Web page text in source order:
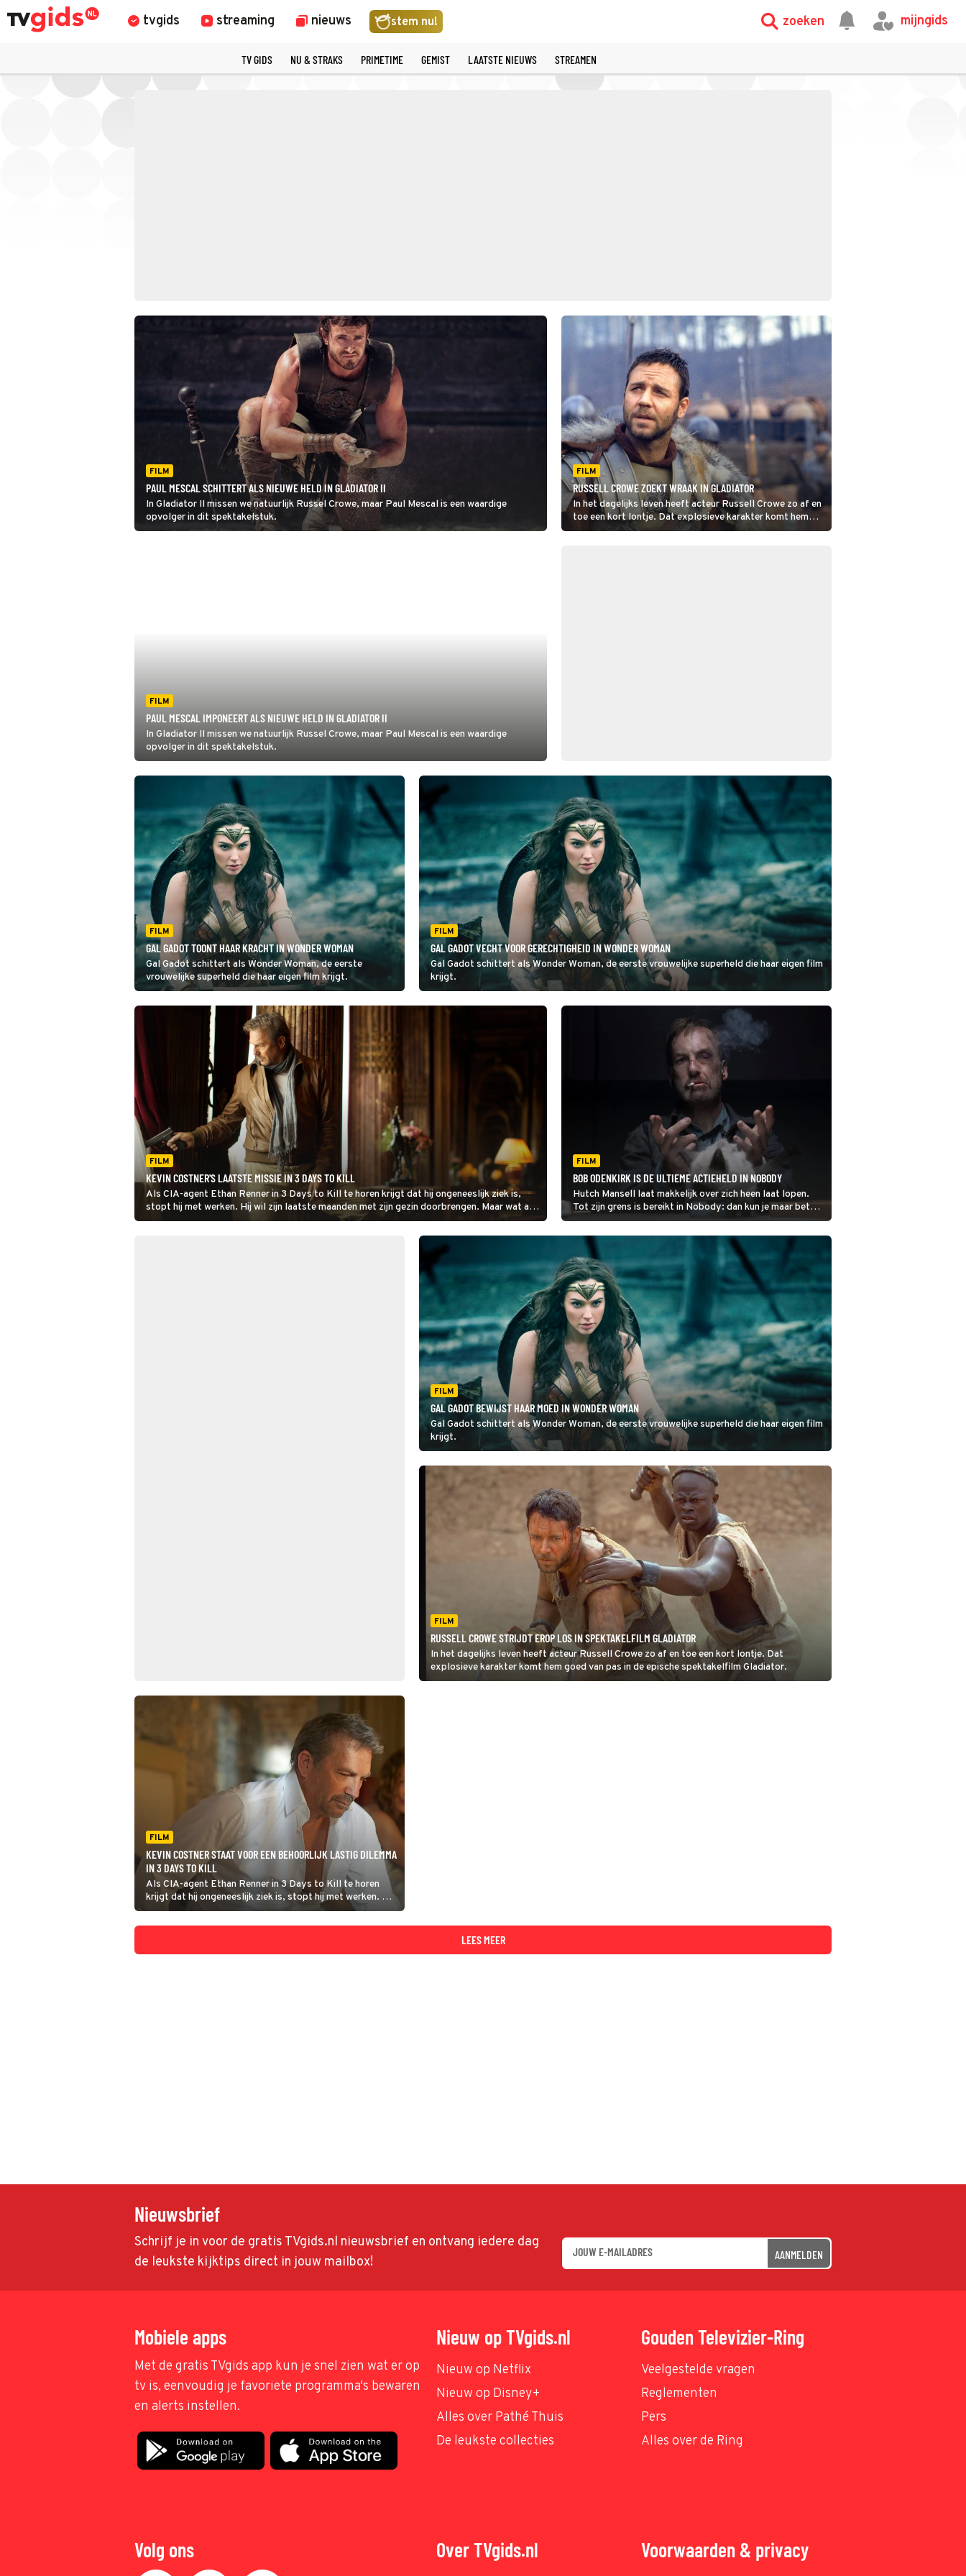
tvgids streaming nieuws stem nu! zoeken mijngids
TV GIDS NU & STRAKS PRIMETIME GEMIST LAATSTE NIEUWS STREAMEN
FILM
PAUL MESCAL SCHITTERT ALS NIEUWE HELD IN GLADIATOR II
In Gladiator II missen we natuurlijk Russel Crowe, maar Paul Mescal is een waardige
opvolger in dit spektakelstuk.
FILM
RUSSELL CROWE ZOEKT WRAAK IN GLADIATOR
In het dagelijks leven heeft acteur Russell Crowe zo af en
toe een kort lontje. Dat explosieve karakter komt hem
goed van pas in de epische spektakelfilm Gladiator.
FILM
PAUL MESCAL IMPONEERT ALS NIEUWE HELD IN GLADIATOR II
In Gladiator II missen we natuurlijk Russel Crowe, maar Paul Mescal is een waardige
opvolger in dit spektakelstuk.
FILM
GAL GADOT TOONT HAAR KRACHT IN WONDER WOMAN
Gal Gadot schittert als Wonder Woman, de eerste
vrouwelijke superheld die haar eigen film krijgt.
FILM
GAL GADOT VECHT VOOR GERECHTIGHEID IN WONDER WOMAN
Gal Gadot schittert als Wonder Woman, de eerste vrouwelijke superheld die haar eigen film
krijgt.
FILM
KEVIN COSTNER'S LAATSTE MISSIE IN 3 DAYS TO KILL
Als CIA-agent Ethan Renner in 3 Days to Kill te horen krijgt dat hij ongeneeslijk ziek is,
stopt hij met werken. Hij wil zijn laatste maanden met zijn gezin doorbrengen. Maar wat als
hij een experimenteel medicijn aangeboden krijgt?
FILM
BOB ODENKIRK IS DE ULTIEME ACTIEHELD IN NOBODY
Hutch Mansell laat makkelijk over zich heen laat lopen.
Tot zijn grens is bereikt in Nobody: dan kun je maar beter
aan zijn zijde staan.
FILM
GAL GADOT BEWIJST HAAR MOED IN WONDER WOMAN
Gal Gadot schittert als Wonder Woman, de eerste vrouwelijke superheld die haar eigen film
krijgt.
FILM
RUSSELL CROWE STRIJDT EROP LOS IN SPEKTAKELFILM GLADIATOR
In het dagelijks leven heeft acteur Russell Crowe zo af en toe een kort lontje. Dat
explosieve karakter komt hem goed van pas in de epische spektakelfilm Gladiator.
FILM
KEVIN COSTNER STAAT VOOR EEN BEHOORLIJK LASTIG DILEMMA
IN 3 DAYS TO KILL
Als CIA-agent Ethan Renner in 3 Days to Kill te horen
krijgt dat hij ongeneeslijk ziek is, stopt hij met werken. Hij
wil zijn laatste maanden met zijn gezin doorbrengen. Maar
wat als hij een experimenteel medicijn aangeboden krijgt?
LEES MEER
Nieuwsbrief
Schrijf je in voor de gratis TVgids.nl nieuwsbrief en ontvang iedere dag
de leukste kijktips direct in jouw mailbox!
AANMELDEN
Mobiele apps
Met de gratis TVgids app kun je snel zien wat er op
tv is, eenvoudig je favoriete programma's bewaren
en alerts instellen.
Nieuw op TVgids.nl
Nieuw op Netflix
Nieuw op Disney+
Alles over Pathé Thuis
De leukste collecties
Gouden Televizier-Ring
Veelgestelde vragen
Reglementen
Pers
Alles over de Ring
Volg ons Over TVgids.nl Voorwaarden & privacy